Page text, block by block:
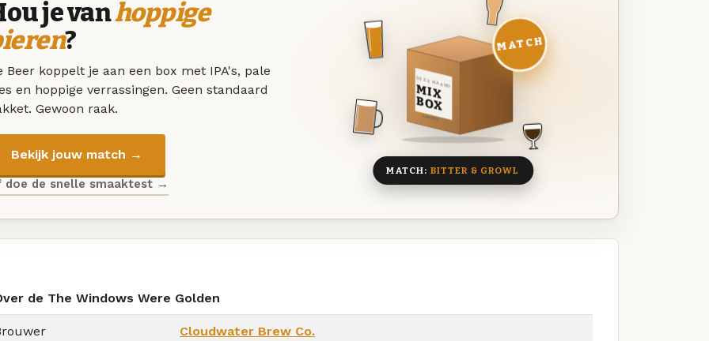
je vanhoppige
?
Beer koppelt je aan een box met IPA's, pale
en hoppige verrassingen. Geen standaard
Gewoon raak.
Bekijk jouw match →
doe de snelle smaaktest →
DEZE MAAND
MIX
BOX
8 BIEREN
MATCH
MATCH: BITTER & GROWL
de The Windows Were Golden
Cloudwater Brew Co.